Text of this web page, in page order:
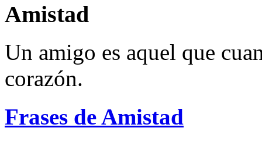
Amistad
Un amigo es aquel que
corazón.
Frases de Amistad